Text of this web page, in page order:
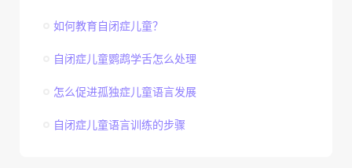
如何教育自闭症儿童？
自闭症儿童鹦鹉学舌怎么处理
怎么促进孤独症儿童语言发展
自闭症儿童语言训练的步骤